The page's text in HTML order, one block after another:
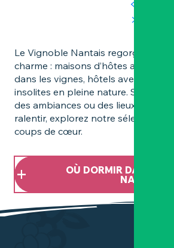
Le Vignoble Nantais regorge
charme : maisons d’hôtes au bord
dans les vignes, hôtels avec spa ou
insolites en pleine nature. Si vous
des ambiances ou des lieux qui
ralentir, explorez notre sélection
coups de cœur.
OÙ DORMIR DANS LE
NANTAIS